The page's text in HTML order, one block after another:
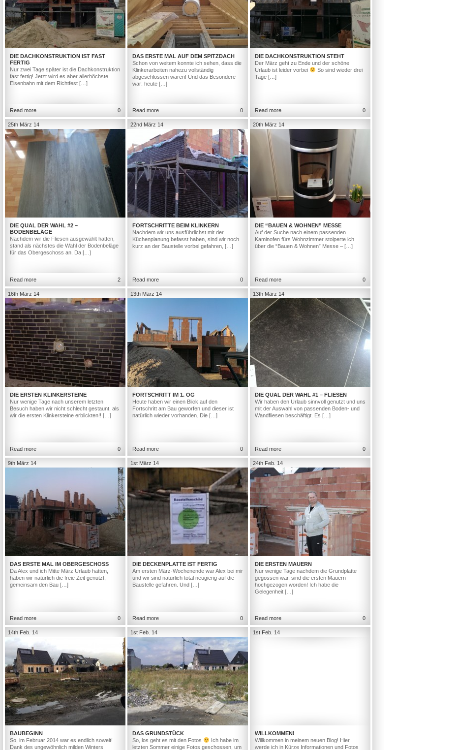
DIE DACHKONSTRUKTION IST FAST
FERTIG
Nur zwei Tage später ist die Dachkonstruktion
fast fertig! Jetzt wird es aber allerhöchste
Eisenbahn mit dem Richtfest […]
Read more 0
DAS ERSTE MAL AUF DEM SPITZDACH
Schon von weitem konnte ich sehen, dass die
Klinkerarbeiten nahezu vollständig
abgeschlossen waren! Und das Besondere
war: heute […]
Read more 0
DIE DACHKONSTRUKTION STEHT
Der März geht zu Ende und der schöne
Urlaub ist leider vorbei
So sind wieder drei
Tage […]
Read more 0
25th März 14
DIE QUAL DER WAHL #2 –
BODENBELÄGE
Nachdem wir die Fliesen ausgewählt hatten,
stand als nächstes die Wahl der Bodenbeläge
für das Obergeschoss an. Da […]
Read more 2
22nd März 14
FORTSCHRITTE BEIM KLINKERN
Nachdem wir uns ausführlichst mit der
Küchenplanung befasst haben, sind wir noch
kurz an der Baustelle vorbei gefahren, […]
Read more 0
20th März 14
DIE “BAUEN & WOHNEN” MESSE
Auf der Suche nach einem passenden
Kaminofen fürs Wohnzimmer stolperte ich
über die “Bauen & Wohnen” Messe – […]
Read more 0
16th März 14
DIE ERSTEN KLINKERSTEINE
Nur wenige Tage nach unserem letzten
Besuch haben wir nicht schlecht gestaunt, als
wir die ersten Klinkersteine erblickten!! […]
Read more 0
13th März 14
FORTSCHRITT IM 1. OG
Heute haben wir einen Blick auf den
Fortschritt am Bau geworfen und dieser ist
natürlich wieder vorhanden. Die […]
Read more 0
13th März 14
DIE QUAL DER WAHL #1 – FLIESEN
Wir haben den Urlaub sinnvoll genutzt und uns
mit der Auswahl von passenden Boden- und
Wandfliesen beschäftigt. Es […]
Read more 0
9th März 14
DAS ERSTE MAL IM OBERGESCHOSS
Da Alex und ich Mitte März Urlaub hatten,
haben wir natürlich die freie Zeit genutzt,
gemeinsam den Bau […]
Read more 0
1st März 14
DIE DECKENPLATTE IST FERTIG
Am ersten März-Wochenende war Alex bei mir
und wir sind natürlich total neugierig auf die
Baustelle gefahren. Und […]
Read more 0
24th Feb. 14
DIE ERSTEN MAUERN
Nur wenige Tage nachdem die Grundplatte
gegossen war, sind die ersten Mauern
hochgezogen worden! Ich habe die
Gelegenheit […]
Read more 0
14th Feb. 14
BAUBEGINN
So, im Februar 2014 war es endlich soweit!
Dank des ungewöhnlich milden Winters
1st Feb. 14
DAS GRUNDSTÜCK
So, los geht es mit den Fotos
Ich habe im
letzten Sommer einige Fotos geschossen, um
1st Feb. 14
WILLKOMMEN!
Willkommen in meinem neuen Blog! Hier
werde ich in Kürze Informationen und Fotos